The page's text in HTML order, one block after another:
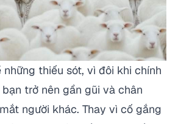
thiếu sót, vì đôi khi chính
trở nên gần gũi và chân
người khác. Thay vì cố gắng